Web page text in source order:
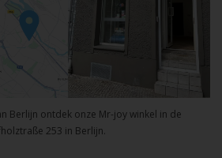
Berlijn ontdek onze Mr-joy winkel in de
253 in Berlijn.